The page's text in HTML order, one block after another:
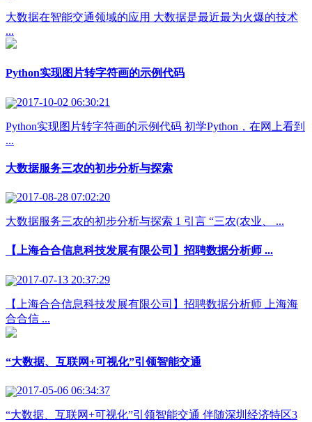
大数据在智能交通领域的应用 大数据是最近最为火爆的技术
...
Python实现图片转字符画的示例代码
2017-10-02 06:30:21
Python实现图片转字符画的示例代码 初学Python，在网上看到
...
大数据服务三农的初步分析与探索
2017-08-28 07:02:20
大数据服务三农的初步分析与探索 1 引言 “三农(农业、 ...
【上海合合信息科技发展有限公司】招聘数据分析师 ...
2017-07-13 20:37:29
【上海合合信息科技发展有限公司】招聘数据分析师 上海海
合合信 ...
“大数据、互联网+可视化”引领智能交通
2017-05-06 06:34:37
“大数据、互联网+可视化”引领智能交通 伴随深圳经济特区3